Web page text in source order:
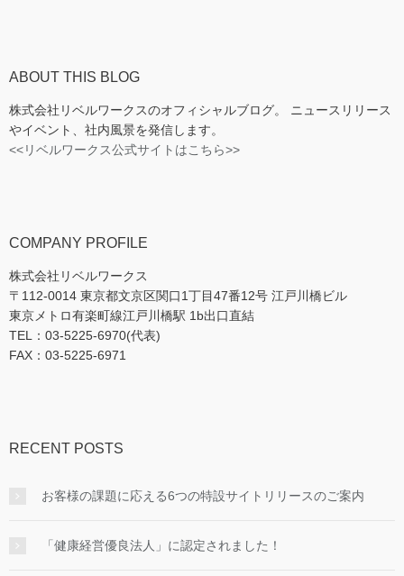
ABOUT THIS BLOG
株式会社リベルワークスのオフィシャルブログ。 ニュースリリース
やイベント、社内風景を発信します。
<<リベルワークス公式サイトはこちら>>
COMPANY PROFILE
株式会社リベルワークス
〒112-0014 東京都文京区関口1丁目47番12号 江戸川橋ビル
東京メトロ有楽町線江戸川橋駅 1b出口直結
TEL：03-5225-6970(代表)
FAX：03-5225-6971
RECENT POSTS
お客様の課題に応える6つの特設サイトリリースのご案内
「健康経営優良法人」に認定されました！